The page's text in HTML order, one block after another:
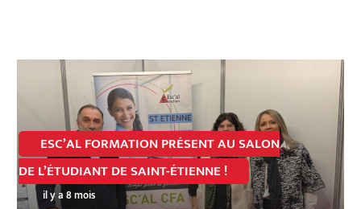
ESC’AL FORMATION PRÉSENT AU SALON
DE L’ÉTUDIANT DE SAINT-ÉTIENNE !
il y a 8 mois